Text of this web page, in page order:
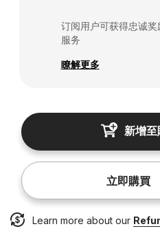
订阅用户可获得忠诚
服务
瞭解更多
新增
立即購買
Learn more about our